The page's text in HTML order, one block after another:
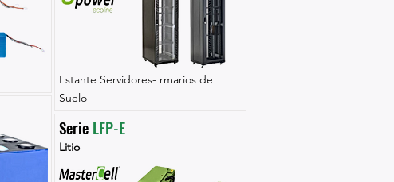
Estante Servidores- rmarios de
Suelo
Serie LFP-E
Litio